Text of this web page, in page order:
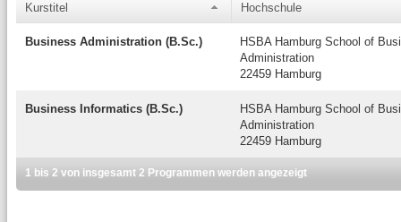
Kurstitel Hochschule
Business Administration (B.Sc.)
HSBA Hamburg School of
Administration
22459 Hamburg
Business Informatics (B.Sc.)
HSBA Hamburg School of
Administration
22459 Hamburg
1 bis 2 von insgesamt 2 Programmen werden angezeigt